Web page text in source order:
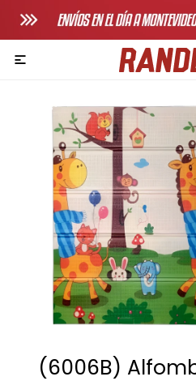

(6006B)
Bicicletas horizonales
Bicicletas spinning
Bicicletas tradicionales
Bancos de pecho